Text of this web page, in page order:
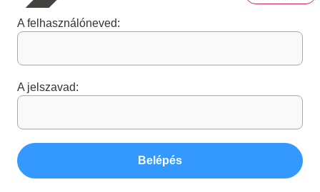
A felhasználóneved:
A jelszavad:
Belépés